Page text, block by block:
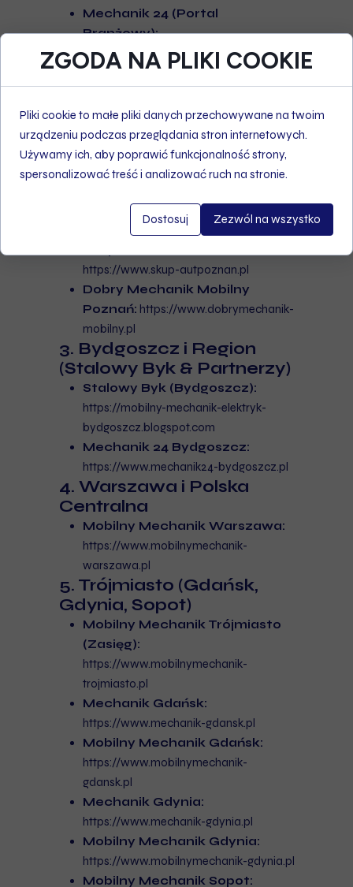
Mechanik 24 (Portal
Branżowy):
https://www.mechanik24.eu
Mechanik Dojazd (Serwis z
dojazd.pl
2. Poznań i Wielkopolska
(Kwatera Główna)
Auto Orzeł (Lider Paktu):
Mechanik Poznań (Główny):
https://www.mechanik-poznan.pl
https://www.skup-autpoznan.pl
Dobry Mechanik Mobilny
Poznań: https://www.dobrymechanik-
mobilny.pl
3. Bydgoszcz i Region
(Stalowy Byk & Partnerzy)
Stalowy Byk (Bydgoszcz):
https://mobilny-mechanik-elektryk-
bydgoszcz.blogspot.com
Mechanik 24 Bydgoszcz:
https://www.mechanik24-bydgoszcz.pl
4. Warszawa i Polska
Centralna
Mobilny Mechanik Warszawa:
https://www.mobilnymechanik-
warszawa.pl
5. Trójmiasto (Gdańsk,
Gdynia, Sopot)
Mobilny Mechanik Trójmiasto
(Zasięg):
https://www.mobilnymechanik-
trojmiasto.pl
Mechanik Gdańsk:
https://www.mechanik-gdansk.pl
Mobilny Mechanik Gdańsk:
https://www.mobilnymechanik-
gdansk.pl
Mechanik Gdynia:
https://www.mechanik-gdynia.pl
Mobilny Mechanik Gdynia:
https://www.mobilnymechanik-gdynia.pl
Mobilny Mechanik Sopot:
ZGODA NA PLIKI COOKIE
Pliki cookie to małe pliki danych przechowywane na twoim
urządzeniu podczas przeglądania stron internetowych.
Używamy ich, aby poprawić funkcjonalność strony,
spersonalizować treść i analizować ruch na stronie.
Dostosuj Zezwól na wszystko